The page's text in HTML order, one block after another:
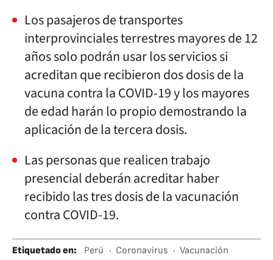
Los pasajeros de transportes
interprovinciales terrestres mayores de 12
años solo podrán usar los servicios si
acreditan que recibieron dos dosis de la
vacuna contra la COVID-19 y los mayores
de edad harán lo propio demostrando la
aplicación de la tercera dosis.
Las personas que realicen trabajo
presencial deberán acreditar haber
recibido las tres dosis de la vacunación
contra COVID-19.
Etiquetado en: Perú Coronavirus Vacunación